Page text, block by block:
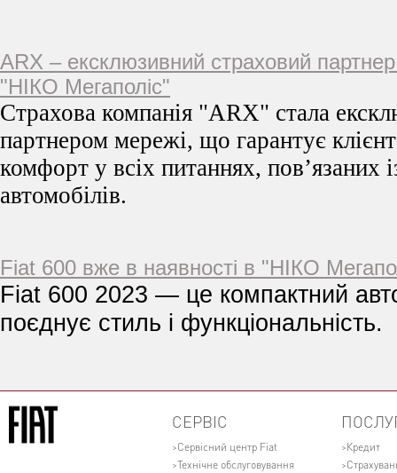
ARX – ексклюзивний страховий
"НІКО Мегаполіс"
Страхова компанія "ARX" стала
партнером мережі, що гарантує
комфорт у всіх питаннях, пов’язаних
автомобілів.
Fiat 600 вже в наявності в "НІКО
Fiat 600 2023 — це компактний
поєднує стиль і функціональність.
СЕРВІС
Сервісний центр Fiat
Технічне обслуговування
Кредит